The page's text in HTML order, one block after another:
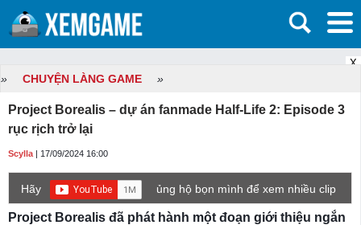
X
» CHUYỆN LÀNG GAME »
Project Borealis – dự án fanmade Half-Life 2: Episode 3
rục rịch trở lại
Scylla | 17/09/2024 16:00
Hãy
ủng hộ bọn mình để xem nhiều clip
game mới hơn nhé!
Project Borealis đã phát hành một đoạn giới thiệu ngắn